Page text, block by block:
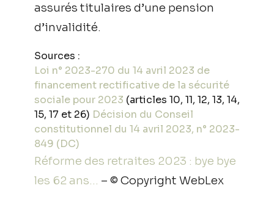
assurés titulaires d’une pension
d’invalidité.
Sources :
Loi n° 2023-270 du 14 avril 2023 de
financement rectificative de la sécurité
sociale pour 2023 (articles 10, 11, 12, 13, 14,
15, 17 et 26) Décision du Conseil
constitutionnel du 14 avril 2023, n° 2023-
849 (DC)
Réforme des retraites 2023 : bye bye
les 62 ans… – © Copyright WebLex